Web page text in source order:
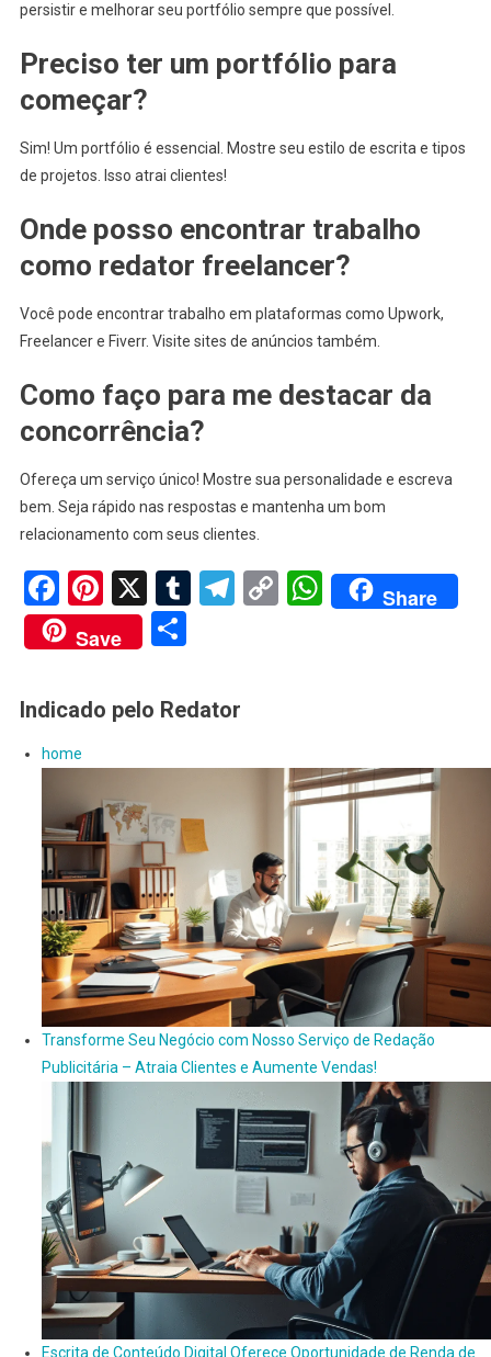
persistir e melhorar seu portfólio sempre que possível.
Preciso ter um portfólio para
começar?
Sim! Um portfólio é essencial. Mostre seu estilo de escrita e tipos
de projetos. Isso atrai clientes!
Onde posso encontrar trabalho
como redator freelancer?
Você pode encontrar trabalho em plataformas como Upwork,
Freelancer e Fiverr. Visite sites de anúncios também.
Como faço para me destacar da
concorrência?
Ofereça um serviço único! Mostre sua personalidade e escreva
bem. Seja rápido nas respostas e mantenha um bom
relacionamento com seus clientes.
Facebook
Pinterest
X Tumblr
Telegram
Copy
Link
WhatsApp
Share
Save
Share
Indicado pelo Redator
home
Transforme Seu Negócio com Nosso Serviço de Redação
Publicitária – Atraia Clientes e Aumente Vendas!
Escrita de Conteúdo Digital Oferece Oportunidade de Renda de